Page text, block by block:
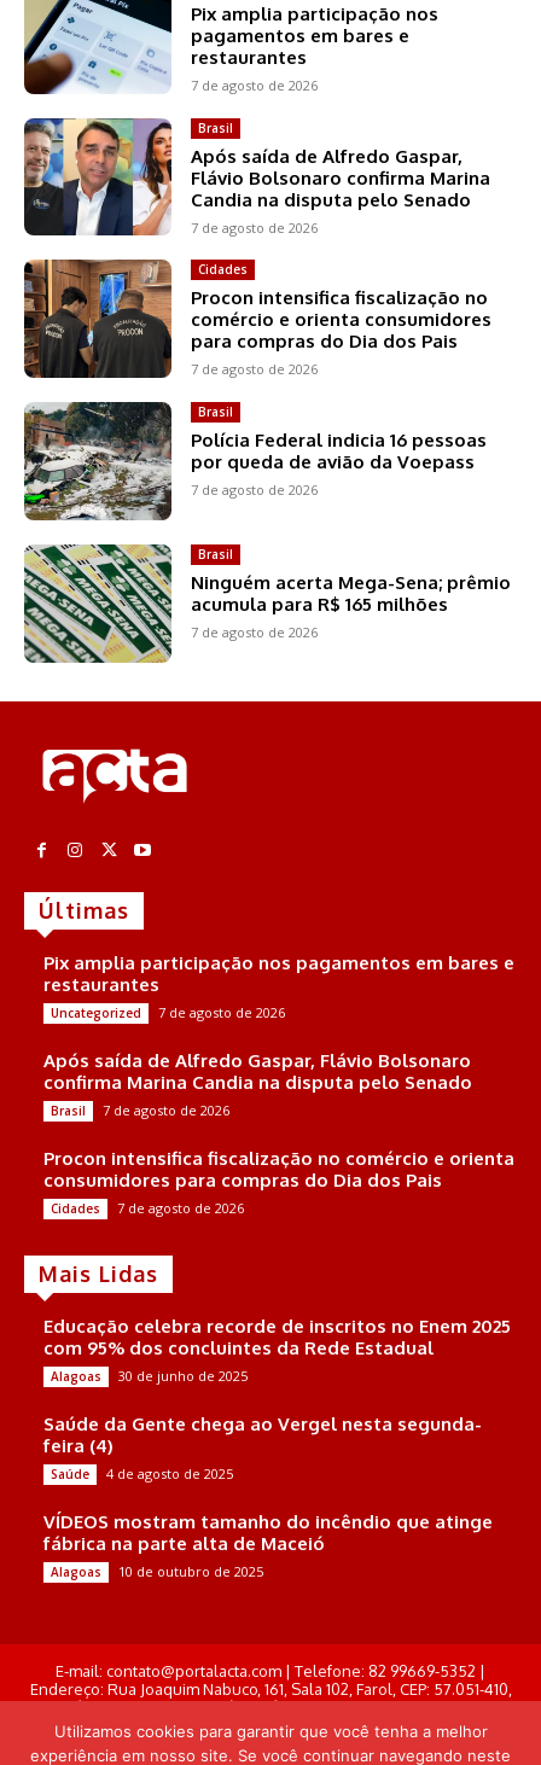
Pix amplia participação nos
pagamentos em bares e
restaurantes
7 de agosto de 2026
Brasil
Após saída de Alfredo Gaspar,
Flávio Bolsonaro confirma Marina
Candia na disputa pelo Senado
7 de agosto de 2026
Cidades
Procon intensifica fiscalização no
comércio e orienta consumidores
para compras do Dia dos Pais
7 de agosto de 2026
Brasil
Polícia Federal indicia 16 pessoas
por queda de avião da Voepass
7 de agosto de 2026
Brasil
Ninguém acerta Mega-Sena; prêmio
acumula para R$ 165 milhões
7 de agosto de 2026
Últimas
Pix amplia participação nos pagamentos em bares e
restaurantes
Uncategorized 7 de agosto de 2026
Após saída de Alfredo Gaspar, Flávio Bolsonaro
confirma Marina Candia na disputa pelo Senado
Brasil 7 de agosto de 2026
Procon intensifica fiscalização no comércio e orienta
consumidores para compras do Dia dos Pais
Cidades 7 de agosto de 2026
Mais Lidas
Educação celebra recorde de inscritos no Enem 2025
com 95% dos concluintes da Rede Estadual
Alagoas 30 de junho de 2025
Saúde da Gente chega ao Vergel nesta segunda-
feira (4)
Saúde 4 de agosto de 2025
VÍDEOS mostram tamanho do incêndio que atinge
fábrica na parte alta de Maceió
Alagoas 10 de outubro de 2025
E-mail: contato@portalacta.com | Telefone: 82 99669-5352 |
Endereço: Rua Joaquim Nabuco, 161, Sala 102, Farol, CEP: 57.051-410,
Maceió, Alagoas . Responsável Técnico: Derek Gustavo de Morais
Pereira
Utilizamos cookies para garantir que você tenha a melhor
experiência em nosso site. Se você continuar navegando neste